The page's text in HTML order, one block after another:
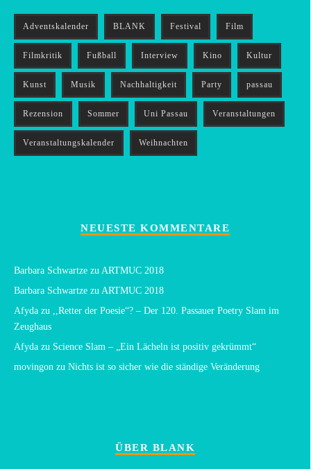
Adventskalender BLANK Festival Film
Filmkritik Fußball Interview Kino Kultur
Kunst Musik Nachhaltigkeit Party passau
Rezension Sommer Uni Passau Veranstaltungen
Veranstaltungskalender Weihnachten
NEUESTE KOMMENTARE
Barbara Schwartze zu ARTMUC 2018
Barbara Schwartze zu ARTMUC 2018
Afyda zu
,,Retter der Poesie“? – Der 120. Passauer Poetry Slam im
Zeughaus
Afyda zu Science Slam – „Ein Lächeln ist positiv gekrümmt“
movingon zu Nichts ist so sicher wie die ständige Veränderung
ÜBER BLANK